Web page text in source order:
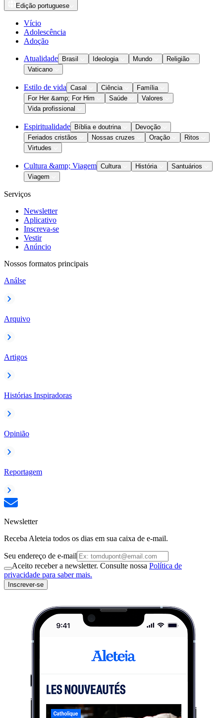
Edição portuguese
Vício
Adolescência
Adoção
Atualidade Brasil Ideologia Mundo
Religião
Vaticano
Estilo de vida Casal Ciência
Família
For Her &amp; For Him
Saúde
Valores
Vida profissional
Espiritualidade Bíblia e doutrina
Devoção
Feriados cristãos
Nossas cruzes Oração
Ritos
Virtudes
Cultura &amp; Viagem Cultura História
Santuários
Viagem
Serviços
Newsletter
Aplicativo
Inscreva-se
Vestir
Anúncio
Nossos formatos principais
Análse
Arquivo
Artigos
Histórias Inspiradoras
Opinião
Reportagem
Newsletter
Receba Aleteia todos os dias em sua caixa de e-mail.
Seu endereço de e-mail
Aceito receber a newsletter. Consulte nossa Política de
privacidade para saber mais.
Inscrever-se